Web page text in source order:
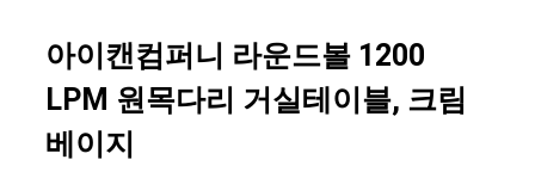
아이캔컴퍼니 라운드볼 1200
LPM 원목다리 거실테이블, 크림
베이지